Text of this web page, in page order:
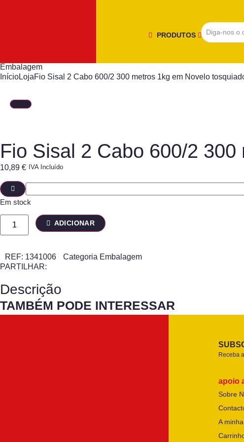
PRODUTOS
Embalagem
InícioLojaFio Sisal 2 Cabo 600/2 300 metros 1kg em Novelo
Fio Sisal 2 Cabo 600/2
10,89 € IVA Incluído
Em stock
ADICIONAR
REF: 1341006 Categoria Embalagem
PARTILHAR:
Descrição
TAMBÉM PODE INTERESSAR
Receba
apoio
Sobre
A